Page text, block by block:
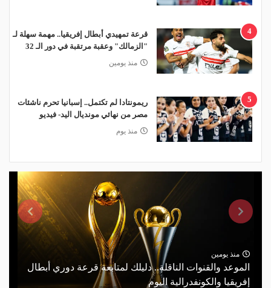
4
قرعة تمهيدي أبطال إفريقيا.. مهمة سهلة لـ
"الزمالك" وعقبة مرتقبة في دور الـ 32
منذ يومين
5
ريمونتادا لم تكتمل.. إسبانيا تحرم ناشئات
مصر من نهائي مونديال اليد- فيديو
منذ يوم
منذ يومين
الموعد والقنوات الناقلة.. دليلك لمتابعة قرعة دوري أبطال
إفريقيا والكونفدرالية اليوم